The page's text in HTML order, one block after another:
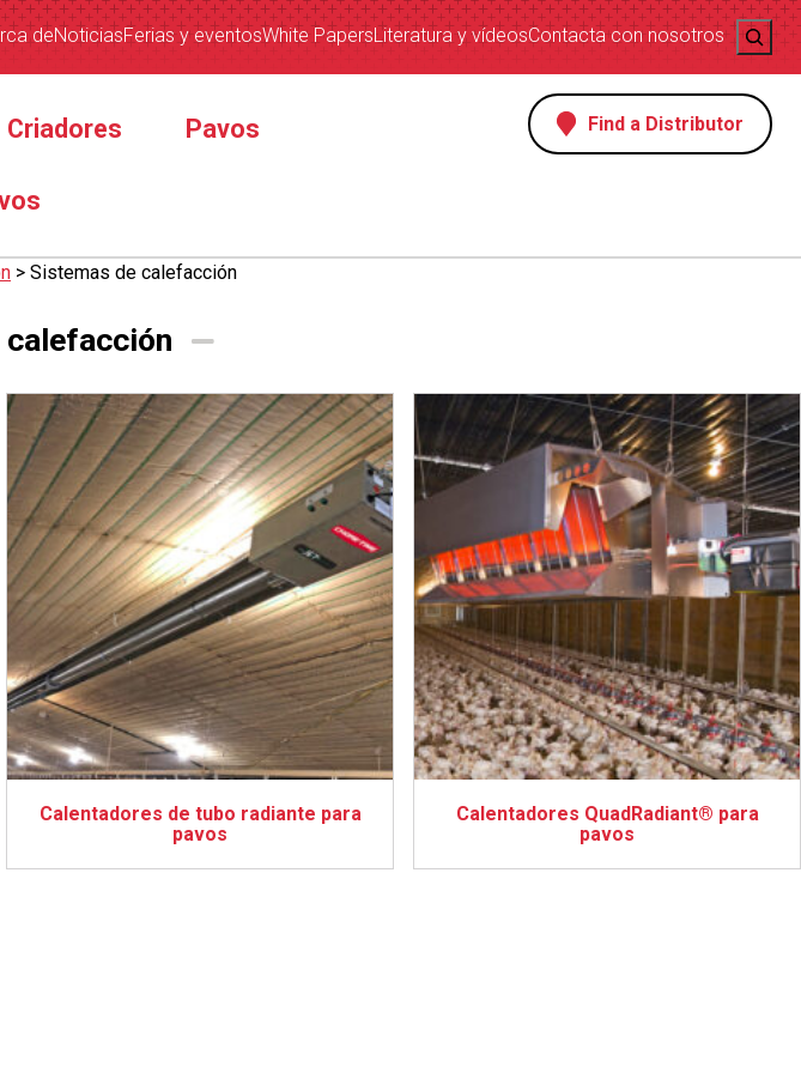
deNoticiasFerias y eventosWhite PapersLiteratura y vídeosContacta con nosotros Search
Criadores Pavos Find a Distributor
> Sistemas de calefacción
Calentadores de tubo radiante para
pavos
Calentadores QuadRadiant® para
pavos